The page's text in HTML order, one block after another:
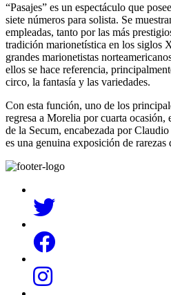
“Pasajes” es un espectáculo que
siete números para solista. Se
empleadas, tanto por las más
tradición marionetística en los
grandes marionetistas
ellos se hace referencia,
circo, la fantasía y las variedades.
Con esta función, uno de los
regresa a Morelia por cuarta ocasión,
de la Secum, encabezada por
es una genuina exposición de rarezas